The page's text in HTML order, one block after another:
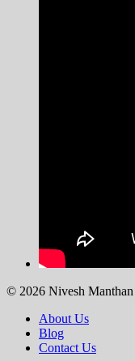
© 2026 Nivesh Manthan
About Us
Blog
Contact Us